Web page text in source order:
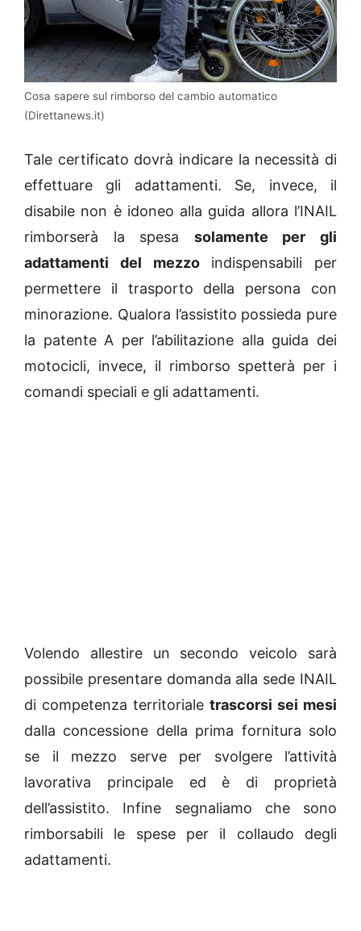
Cosa sapere sul rimborso del cambio automatico
(Direttanews.it)
Tale certificato dovrà indicare la necessità di
effettuare gli adattamenti. Se, invece, il
disabile non è idoneo alla guida allora l’INAIL
rimborserà la spesa solamente per gli
adattamenti del mezzoindispensabili per
permettere il trasporto della persona con
minorazione. Qualora l’assistito possieda pure
la patente A per l’abilitazione alla guida dei
motocicli, invece, il rimborso spetterà per i
comandi speciali e gli adattamenti.
Volendo allestire un secondo veicolo sarà
possibile presentare domanda alla sede INAIL
di competenza territoriale trascorsi sei mesi
dalla concessione della prima fornitura solo
se il mezzo serve per svolgere l’attività
lavorativa principale ed è di proprietà
dell’assistito. Infine segnaliamo che sono
rimborsabili le spese per il collaudo degli
adattamenti.